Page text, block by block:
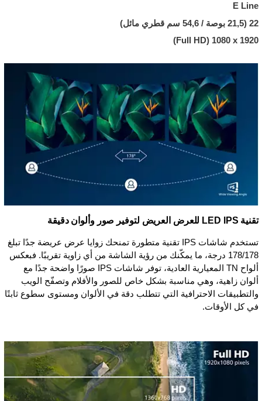
E Line
22 (21,5 بوصة / 54,6 سم قطري مائل)
1920 x ‏1080 (Full HD)
تقنية IPS ‏LED للعرض العريض لتوفير صور وألوان دقيقة
تستخدم شاشات IPS تقنية متطورة تمنحك زوايا عرض عريضة جدًا تبلغ
178/178 درجة، ما يمكّنك من رؤية الشاشة من أي زاوية تقريبًا. فبعكس
ألواح TN المعيارية العادية، توفر شاشات IPS صورًا واضحة جدًا مع
ألوان زاهية، وهي مناسبة بشكل خاص للصور والأفلام وتصفّح الويب
والتطبيقات الاحترافية التي تتطلب دقة في الألوان ومستوى سطوع ثابتًا
في كل الأوقات.